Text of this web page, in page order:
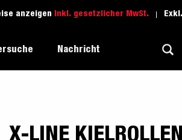
anzeigen Inkl. gesetzlicher MwSt.
Freizeit-Anhänger
Fahrschule
Nachricht
X-LINE